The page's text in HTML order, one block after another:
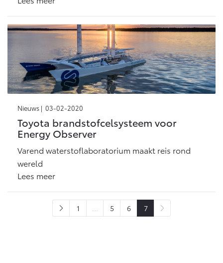
Onderdelen
Accessoires
Connected
Connected Services
MyToyota login
MyToyota App
Abonnementen
Multimedia
Connected check
Navigatie updates
Nieuws | 03-02-2020
Toyota brandstofcelsysteem voor
Energy Observer
Varend waterstoflaboratorium maakt reis rond
wereld
Lees meer
1 5 6 7